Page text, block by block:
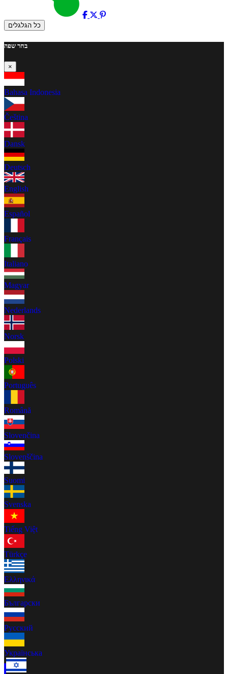
כל הגלגלים
בחר שפה
×
Bahasa Indonesia
Čeština
Dansk
Deutsch
English
Español
Français
Italiano
Magyar
Nederlands
Norsk
Polski
Português
Română
Slovenčina
Slovenščina
Suomi
Svenska
Tiếng Việt
Türkçe
Ελληνικά
Български
Русский
Українська